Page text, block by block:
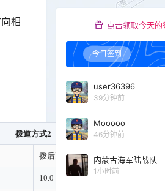
相
拨道方式2
拨后正矢 拨道
10.0
点击领取今天的
今日签到
user36396
39分钟前
Mooooo
46分钟前
内蒙古海军陆战队
1小时前